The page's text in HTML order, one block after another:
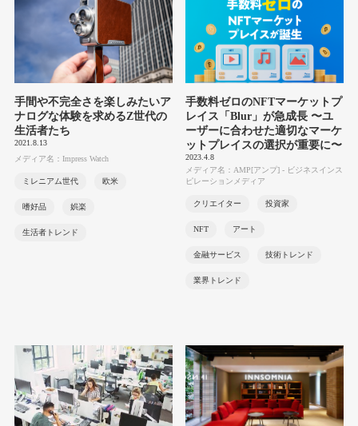
手間や不完全さを楽しみたいア
ナログな体験を求めるZ世代の
生活者たち
2021.8.13
メディア名：Impress Watch
ミレニアム世代 欧米
嗜好品 娯楽
生活者トレンド
手数料ゼロのNFTマーケットプ
レイス「Blur」が急成長 〜ユ
ーザーに合わせた適切なマーケ
ットプレイスの選択が重要に〜
2023.4.8
メディア名：AMP[アンプ] - ビジネスインス
ピレーションメディア
クリエイター 投資家
NFT アート
金融サービス 技術トレンド
業界トレンド